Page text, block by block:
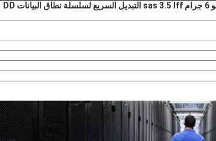
EMC 005050160 4 تيرا بايت 7.2 كيلو 6 جرام sas 3.5 lff التبديل السريع لسلسلة نطاق البيانات DD